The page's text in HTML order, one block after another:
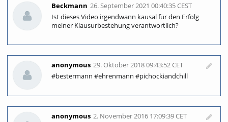
Tags: polizei
strafrecht
repetitorium
pvd pichocki
Lizensierung :
CC BY-NC-ND :
Namensnennung - Nicht-
kommerziell - Keine
Bearbeitung
Beckmann 26. September 2021 00:40:35 CEST
Ist dieses Video irgendwann kausal für den Erfolg
meiner Klausurbestehung verantwortlich?
anonymous 29. Oktober 2018 09:43:52 CET
#bestermann #ehrenmann #pichockiandchill
anonymous 2. November 2016 17:09:39 CET